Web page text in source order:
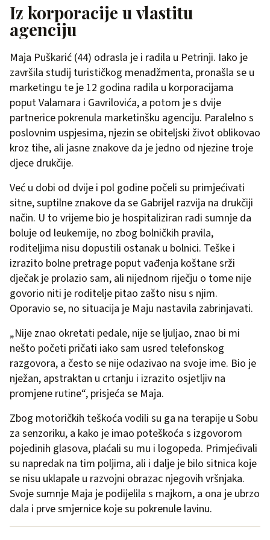
Iz korporacije u vlastitu
agenciju
Maja Puškarić (44) odrasla je i radila u Petrinji. Iako je
završila studij turističkog menadžmenta, pronašla se u
marketingu te je 12 godina radila u korporacijama
poput Valamara i Gavrilovića, a potom je s dvije
partnerice pokrenula marketinšku agenciju. Paralelno s
poslovnim uspjesima, njezin se obiteljski život oblikovao
kroz tihe, ali jasne znakove da je jedno od njezine troje
djece drukčije.
Već u dobi od dvije i pol godine počeli su primjećivati
sitne, suptilne znakove da se Gabrijel razvija na drukčiji
način. U to vrijeme bio je hospitaliziran radi sumnje da
boluje od leukemije, no zbog bolničkih pravila,
roditeljima nisu dopustili ostanak u bolnici. Teške i
izrazito bolne pretrage poput vađenja koštane srži
dječak je prolazio sam, ali nijednom riječju o tome nije
govorio niti je roditelje pitao zašto nisu s njim.
Oporavio se, no situacija je Maju nastavila zabrinjavati.
„Nije znao okretati pedale, nije se ljuljao, znao bi mi
nešto početi pričati iako sam usred telefonskog
razgovora, a često se nije odazivao na svoje ime. Bio je
nježan, apstraktan u crtanju i izrazito osjetljiv na
promjene rutine“, prisjeća se Maja.
Zbog motoričkih teškoća vodili su ga na terapije u Sobu
za senzoriku, a kako je imao poteškoća s izgovorom
pojedinih glasova, plaćali su mu i logopeda. Primjećivali
su napredak na tim poljima, ali i dalje je bilo sitnica koje
se nisu uklapale u razvojni obrazac njegovih vršnjaka.
Svoje sumnje Maja je podijelila s majkom, a ona je ubrzo
dala i prve smjernice koje su pokrenule lavinu.